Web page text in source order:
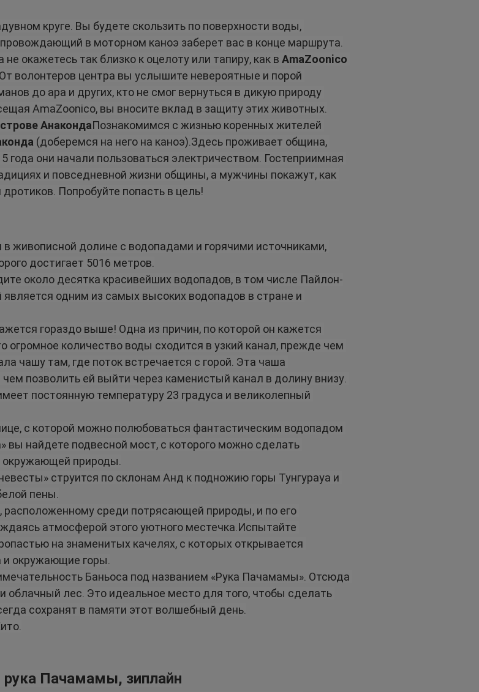
круге. Вы будете скользить по поверхности воды,
в моторном каноэ заберет вас в конце маршрута.
не окажетесь так близко к оцелоту или тапиру, как в AmaZoonico
волонтеров центра вы услышите невероятные и порой
до ара и других, кто не смог вернуться в дикую природу
AmaZoonico, вы вносите вклад в защиту этих животных.
АнакондаПознакомимся с жизнью коренных жителей
(доберемся на него на каноэ).Здесь проживает община,
года они начали пользоваться электричеством. Гостеприимная
и повседневной жизни общины, а мужчины покажут, как
Попробуйте попасть в цель!
живописной долине с водопадами и горячими источниками,
достигает 5016 метров.
около десятка красивейших водопадов, в том числе Пайлон-
одним из самых высоких водопадов в стране и
гораздо выше! Одна из причин, по которой он кажется
количество воды сходится в узкий канал, прежде чем
чашу там, где поток встречается с горой. Эта чаша
позволить ей выйти через каменистый канал в долину внизу.
постоянную температуру 23 градуса и великолепный
с которой можно полюбоваться фантастическим водопадом
вы найдете подвесной мост, с которого можно сделать
окружающей природы.
струится по склонам Анд к подножию горы Тунгурауа и
пены.
расположенному среди потрясающей природы, и по его
атмосферой этого уютного местечка.Испытайте
на знаменитых качелях, с которых открывается
и окружающие горы.
Баньоса под названием «Рука Пачамамы». Отсюда
облачный лес. Это идеальное место для того, чтобы сделать
сохранят в памяти этот волшебный день.
Пачамамы, зиплайн